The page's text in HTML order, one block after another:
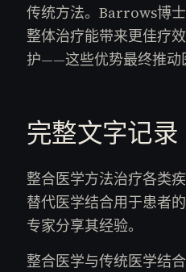
传统方法。Barrows博
整体治疗能带来更佳疗
护——这些优势最终推动
完整文字记录
整合医学方法治疗各类
替代医学结合用于患者
专家分享其经验。
整合医学与传统医学结